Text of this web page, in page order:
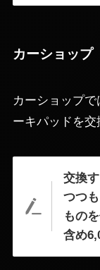
カーショップ
カーショップ
ーキパッドを交
交換
つつ
もの
含め